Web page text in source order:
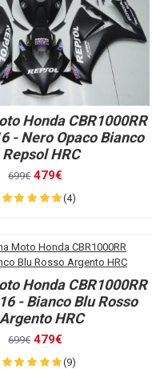
Honda CBR1000RR
- Nero Opaco Bianco
Repsol HRC
699€ 479€
(4)
Honda CBR1000RR
- Bianco Blu Rosso
Argento HRC
699€ 479€
(9)